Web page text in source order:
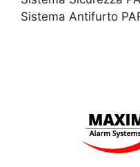
Sistema Antifurto